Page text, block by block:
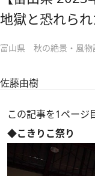
地獄と恐れら
富山県 秋の絶景・風物
佐藤由樹
この記事を1ページ
◆こきりこ祭り